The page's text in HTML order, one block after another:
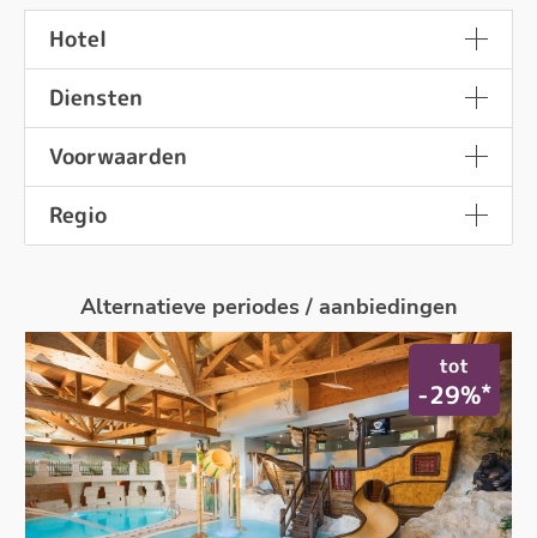
Beschikbaar: augustus 2026 - oktober 2026
miaflor Familien- & Aktivresort
Oostenrijk
2x Halfpension Plus per
persoon
199,- €
Travel Partner GmbH
NU BOEKEN
Hotel
Diensten
Voorwaarden
Regio
Alternatieve periodes / aanbiedingen
tot
-29%*